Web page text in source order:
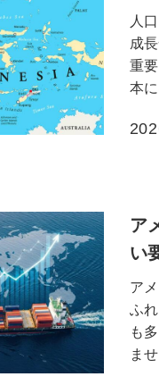
人
成
重
本
投
ア
い
ア
ふ
も
ま